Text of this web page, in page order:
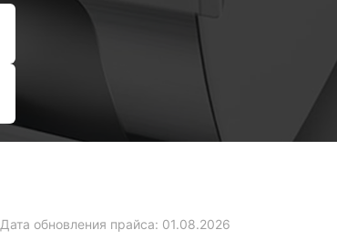
Дата обновления прайса: 01.08.2026